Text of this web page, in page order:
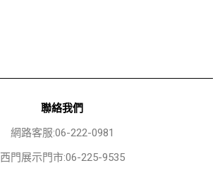
聯絡我們
網路客服:06-222-0981
西門展示門市:06-225-9535